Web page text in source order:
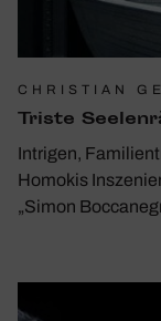
CHRISTIAN
Triste
Intrigen,
Homokis
„Simon